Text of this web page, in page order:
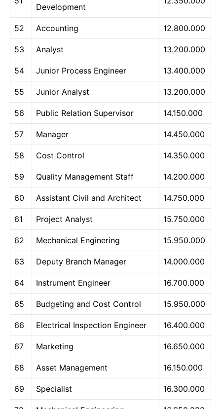
Development
52 Accounting 12.800.000
53 Analyst 13.200.000
54 Junior Process Engineer 13.400.000
55 Junior Analyst 13.200.000
56 Public Relation Supervisor 14.150.000
57 Manager 14.450.000
58 Cost Control 14.350.000
59 Quality Management Staff 14.200.000
60 Assistant Civil and Architect 14.750.000
61 Project Analyst 15.750.000
62 Mechanical Enginering 15.950.000
63 Deputy Branch Manager 14.000.000
64 Instrument Engineer 16.700.000
65 Budgeting and Cost Control 15.950.000
66 Electrical Inspection Engineer 16.400.000
67 Marketing 16.650.000
68 Asset Management 16.150.000
69 Specialist 16.300.000